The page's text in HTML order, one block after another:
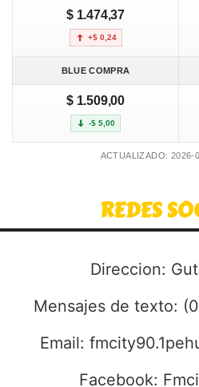
$ 1.474,37
+$ 0,24
BLUE COMPRA
$ 1.509,00
-$ 5,00
ACTUALIZADO: 2026-
REDES
Direccion:
Mensajes de texto:
Email:
Facebook: